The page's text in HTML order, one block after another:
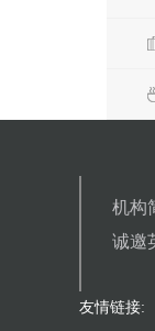
机构
诚邀
友情链接: